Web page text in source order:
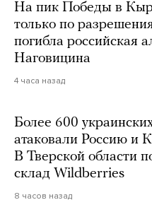
На пик Победы в
только по
погибла российская
Наговицина
4 часа назад
Более 600
атаковали Россию и
В Тверской области
склад Wildberries
8 часов назад